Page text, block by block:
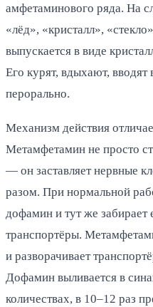
амфетаминового ряда. На
«лёд», «кристалл»,
выпускается в виде
Его курят, вдыхают,
перорально.
Механизм действия
Метамфетамин не просто
— он заставляет нервные
разом. При нормальной
дофамин и тут же забирает
транспортёры.
и разворачивает
Дофамин выливается в
количествах, в 10–12 раз